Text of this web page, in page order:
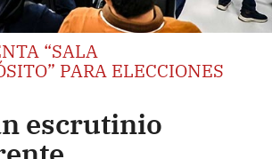
“SALA
PARA ELECCIONES
escrutinio